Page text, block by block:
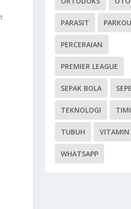
PARASIT
PERCERAIAN
PREMIER LEAGUE
SEPAK BOLA
TEKNOLOGI
TUBUH VITAMIN
WHATSAPP